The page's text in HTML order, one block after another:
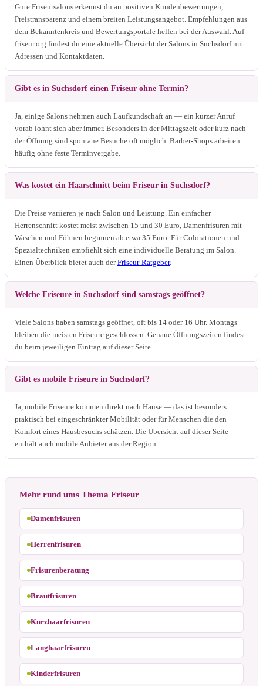
Gute Friseursalons erkennst du an positiven Kundenbewertungen,
Preistransparenz und einem breiten Leistungsangebot. Empfehlungen aus
dem Bekanntenkreis und Bewertungsportale helfen bei der Auswahl. Auf
friseur.org findest du eine aktuelle Übersicht der Salons in Suchsdorf mit
Adressen und Kontaktdaten.
Gibt es in Suchsdorf einen Friseur ohne Termin?
Ja, einige Salons nehmen auch Laufkundschaft an — ein kurzer Anruf
vorab lohnt sich aber immer. Besonders in der Mittagszeit oder kurz nach
der Öffnung sind spontane Besuche oft möglich. Barber-Shops arbeiten
häufig ohne feste Terminvergabe.
Was kostet ein Haarschnitt beim Friseur in Suchsdorf?
Die Preise variieren je nach Salon und Leistung. Ein einfacher
Herrenschnitt kostet meist zwischen 15 und 30 Euro, Damenfrisuren mit
Waschen und Föhnen beginnen ab etwa 35 Euro. Für Colorationen und
Spezialtechniken empfiehlt sich eine individuelle Beratung im Salon.
Einen Überblick bietet auch derFriseur-Ratgeber.
Welche Friseure in Suchsdorf sind samstags geöffnet?
Viele Salons haben samstags geöffnet, oft bis 14 oder 16 Uhr. Montags
bleiben die meisten Friseure geschlossen. Genaue Öffnungszeiten findest
du beim jeweiligen Eintrag auf dieser Seite.
Gibt es mobile Friseure in Suchsdorf?
Ja, mobile Friseure kommen direkt nach Hause — das ist besonders
praktisch bei eingeschränkter Mobilität oder für Menschen die den
Komfort eines Hausbesuchs schätzen. Die Übersicht auf dieser Seite
enthält auch mobile Anbieter aus der Region.
Mehr rund ums Thema Friseur
Damenfrisuren
Herrenfrisuren
Frisurenberatung
Brautfrisuren
Kurzhaarfrisuren
Langhaarfrisuren
Kinderfrisuren